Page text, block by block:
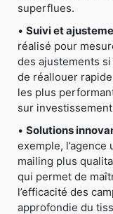
superflues.
• Suivi et
réalisé pour
des ajustements
de réallouer
les plus
sur
• Solutions
exemple,
mailing plus
qui permet de
l’efficacité des
approfondie du